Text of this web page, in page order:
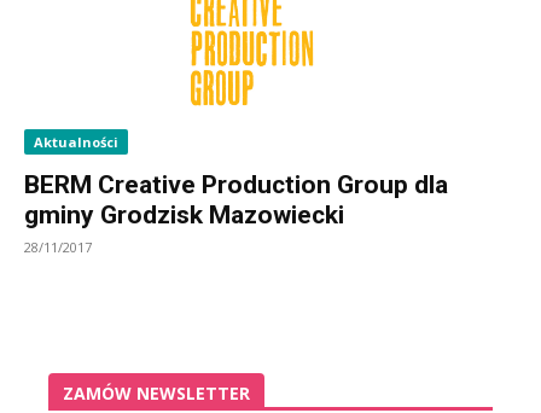
Aktualności
BERM Creative Production Group dla
gminy Grodzisk Mazowiecki
28/11/2017
ZAMÓW NEWSLETTER